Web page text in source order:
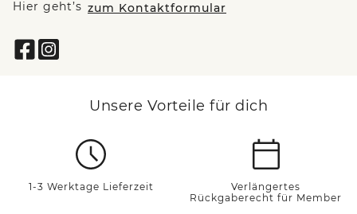
Hier geht’s zum Kontaktformular
Unsere Vorteile für dich
1-3 Werktage Lieferzeit
Verlängertes
Rückgaberecht für Member